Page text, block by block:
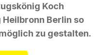
Koch
Heilbronn Berlin so
zu gestalten.